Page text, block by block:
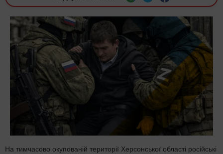
На тимчасово окупованій території Херсонської області російські